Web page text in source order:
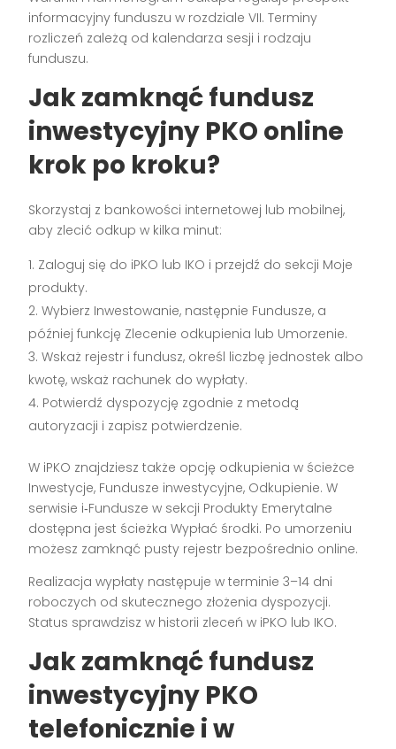
informacyjny funduszu w rozdziale VII. Terminy
rozliczeń zależą od kalendarza sesji i rodzaju
funduszu.
Jak zamknąć fundusz
inwestycyjny PKO online
krok po kroku?
Skorzystaj z bankowości internetowej lub mobilnej,
aby zlecić odkup w kilka minut:
Zaloguj się do iPKO lub IKO i przejdź do sekcji Moje
produkty.
Wybierz Inwestowanie, następnie Fundusze, a
później funkcję Zlecenie odkupienia lub Umorzenie.
Wskaż rejestr i fundusz, określ liczbę jednostek albo
kwotę, wskaż rachunek do wypłaty.
Potwierdź dyspozycję zgodnie z metodą
autoryzacji i zapisz potwierdzenie.
W iPKO znajdziesz także opcję odkupienia w ścieżce
Inwestycje, Fundusze inwestycyjne, Odkupienie. W
serwisie i‑Fundusze w sekcji Produkty Emerytalne
dostępna jest ścieżka Wypłać środki. Po umorzeniu
możesz zamknąć pusty rejestr bezpośrednio online.
Realizacja wypłaty następuje w terminie 3–14 dni
roboczych od skutecznego złożenia dyspozycji.
Status sprawdzisz w historii zleceń w iPKO lub IKO.
Jak zamknąć fundusz
inwestycyjny PKO
telefonicznie i w